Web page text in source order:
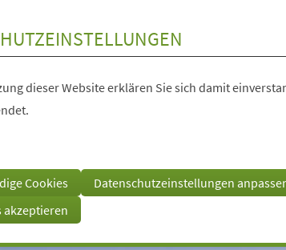
dieser Website erklären Sie sich damit
Cookies
Datenschutzeinstellungen
akzeptieren